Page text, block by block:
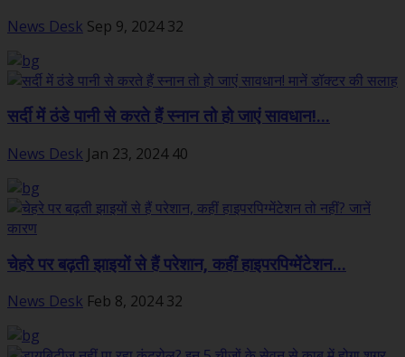
News Desk Sep 9, 2024 32
सर्दी में ठंडे पानी से करते हैं स्नान तो हो जाएं सावधान!...
News Desk Jan 23, 2024 40
चेहरे पर बढ़ती झाइयों से हैं परेशान, कहीं हाइपरपिग्मेंटेशन...
News Desk Feb 8, 2024 32